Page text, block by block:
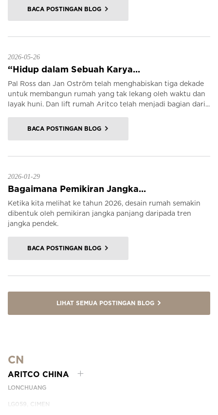
BACA POSTINGAN BLOG
2026-05-26
“Hidup dalam Sebuah Karya...
Pal Ross dan Jan Oström telah menghabiskan tiga dekade
untuk membangun rumah yang tak lekang oleh waktu dan
layak huni. Dan lift rumah Aritco telah menjadi bagian dari...
BACA POSTINGAN BLOG
2026-01-29
Bagaimana Pemikiran Jangka...
Ketika kita melihat ke tahun 2026, desain rumah semakin
dibentuk oleh pemikiran jangka panjang daripada tren
jangka pendek.
BACA POSTINGAN BLOG
LIHAT SEMUA POSTINGAN BLOG
CN
ARITCO CHINA
LONCHUANG
LG059, CIMEN